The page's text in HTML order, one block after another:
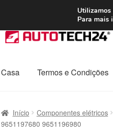
ENVIO
Ir
para
navegação
Saltar
para
conteúdo
Casa Termos e Condições
Política de Privacidade
Início Componentes elétricos
9651197680 9651196980
Utilizamos
Para mais